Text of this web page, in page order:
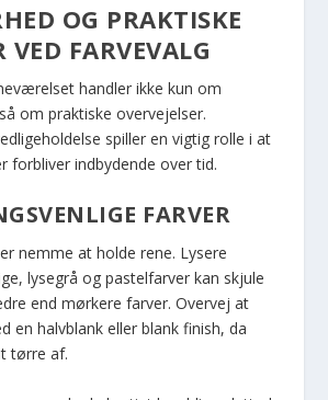
OG PRAKTISKE
VED FARVEVALG
handler ikke kun om
om praktiske overvejelser.
spiller en vigtig rolle i at
forbliver indbydende over tid.
FARVER
nemme at holde rene. Lysere
lysegrå og pastelfarver kan skjule
end mørkere farver. Overvej at
en halvblank eller blank finish, da
tørre af.